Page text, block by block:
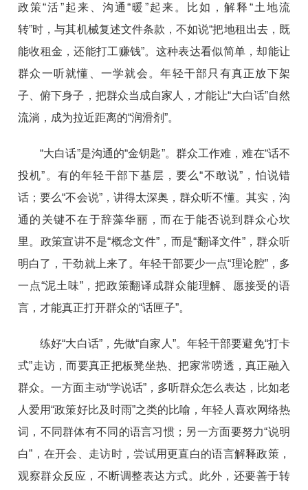
政策“活”起来、沟通“暖”起来。比如，解释“土地流
转”时，与其机械复述文件条款，不如说“把地租出去，既
能收租金，还能打工赚钱”。这种表达看似简单，却能让
群众一听就懂、一学就会。年轻干部只有真正放下架
子、俯下身子，把群众当成自家人，才能让“大白话”自然
流淌，成为拉近距离的“润滑剂”。
“大白话”是沟通的“金钥匙”。群众工作难，难在“话不
投机”。有的年轻干部下基层，要么“不敢说”，怕说错
话；要么“不会说”，讲得太深奥，群众听不懂。其实，沟
通的关键不在于辞藻华丽，而在于能否说到群众心坎
里。政策宣讲不是“概念文件”，而是“翻译文件”，群众听
明白了，干劲就上来了。年轻干部要少一点“理论腔”，多
一点“泥土味”，把政策翻译成群众能理解、愿接受的语
言，才能真正打开群众的“话匣子”。
练好“大白话”，先做“自家人”。年轻干部要避免“打卡
式”走访，而要真正把板凳坐热、把家常唠透，真正融入
群众。一方面主动“学说话”，多听群众怎么表达，比如老
人爱用“政策好比及时雨”之类的比喻，年轻人喜欢网络热
词，不同群体有不同的语言习惯；另一方面要努力“说明
白”，在开会、走访时，尝试用更直白的语言解释政策，
观察群众反应，不断调整表达方式。此外，还要善于转